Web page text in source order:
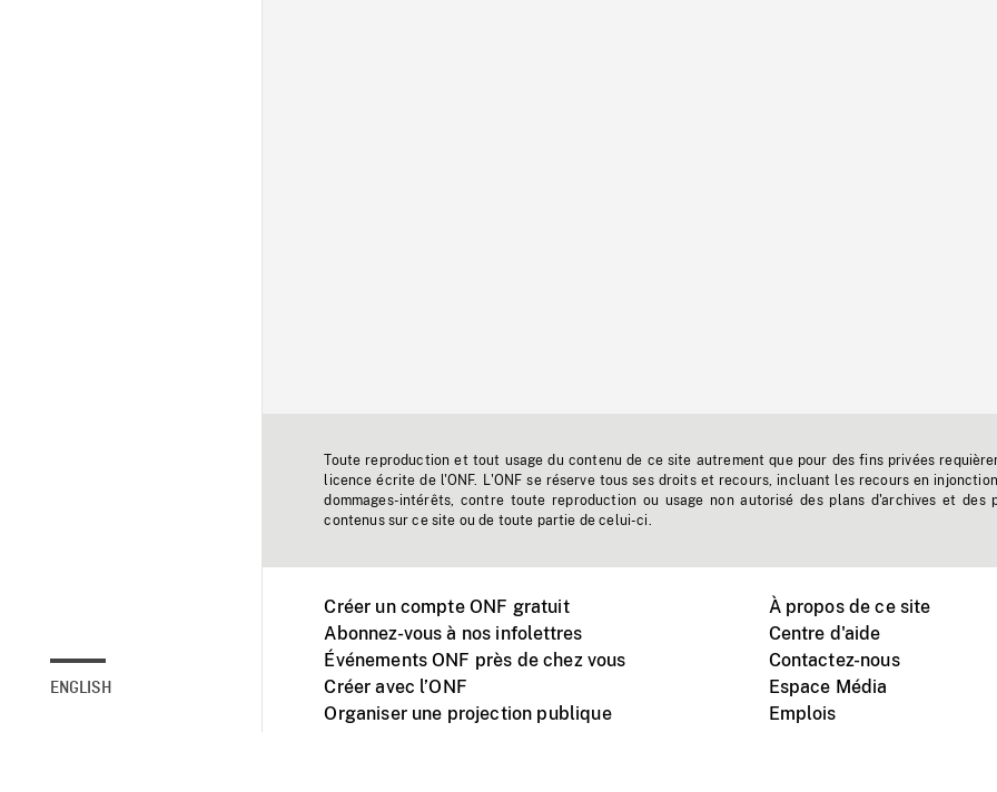
ENGLISH
Toute reproduction et tout usage du contenu de ce site autrement que pour des fins privées
licence écrite de l'ONF. L'ONF se réserve tous ses droits et recours, incluant les recours en
dommages-intérêts, contre toute reproduction ou usage non autorisé des plans d'archives et des
contenus sur ce site ou de toute partie de celui-ci.
Créer un compte ONF gratuit
Abonnez-vous à nos infolettres
Événements ONF près de chez vous
Créer avec l’ONF
Organiser une projection publique
À propos de ce site
Centre d'aide
Contactez-nous
Espace Média
Emplois